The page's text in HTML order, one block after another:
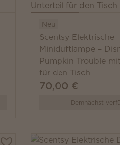
Neu
Scentsy Elektrische
Miniduftlampe –
Pumpkin Trouble
für den Tisch
70,00 €
Demnächst